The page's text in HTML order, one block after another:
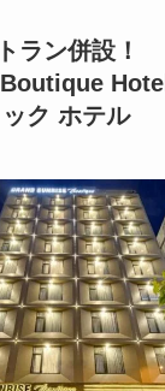
ラン併設！
Hotel
ク ホテル